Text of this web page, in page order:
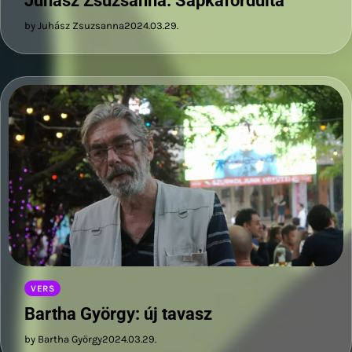
by Juhász Zsuzsanna2024.03.29.
VERS
Bartha György: új tavasz
by Bartha György2024.03.29.